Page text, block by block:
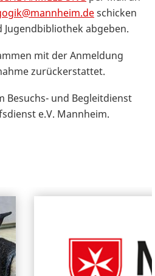
schicken
abgeben.
mit der Anmeldung
zurückerstattet.
Besuchs- und Begleitdienst
e.V. Mannheim.